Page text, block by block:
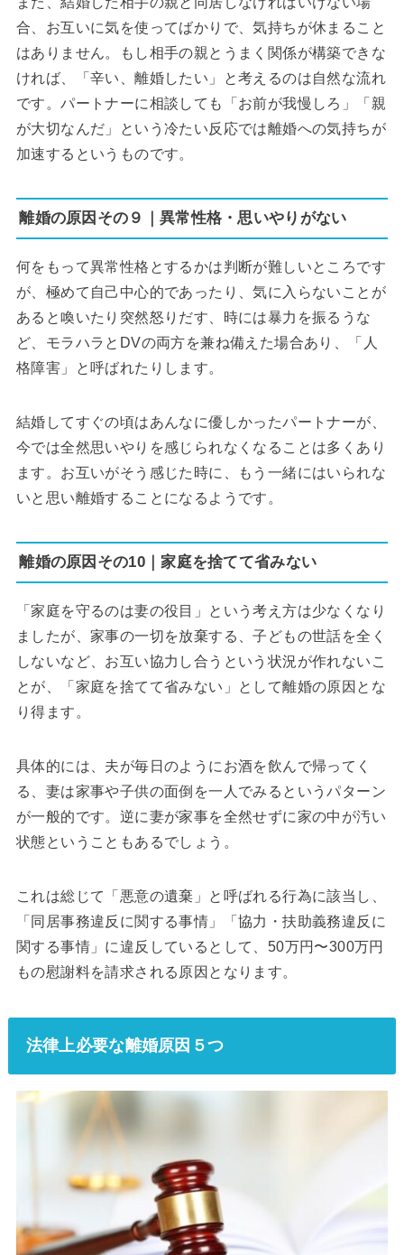
合、お互いに気を使ってばかりで、気持ちが休まること
はありません。もし相手の親とうまく関係が構築できな
ければ、「辛い、離婚したい」と考えるのは自然な流れ
です。パートナーに相談しても「お前が我慢しろ」「親
が大切なんだ」という冷たい反応では離婚への気持ちが
加速するというものです。
離婚の原因その９｜異常性格・思いやりがない
何をもって異常性格とするかは判断が難しいところです
が、極めて自己中心的であったり、気に入らないことが
あると喚いたり突然怒りだす、時には暴力を振るうな
ど、モラハラとDVの両方を兼ね備えた場合あり、「人
格障害」と呼ばれたりします。
結婚してすぐの頃はあんなに優しかったパートナーが、
今では全然思いやりを感じられなくなることは多くあり
ます。お互いがそう感じた時に、もう一緒にはいられな
いと思い離婚することになるようです。
離婚の原因その10｜家庭を捨てて省みない
「家庭を守るのは妻の役目」という考え方は少なくなり
ましたが、家事の一切を放棄する、子どもの世話を全く
しないなど、お互い協力し合うという状況が作れないこ
とが、「家庭を捨てて省みない」として離婚の原因とな
り得ます。
具体的には、夫が毎日のようにお酒を飲んで帰ってく
る、妻は家事や子供の面倒を一人でみるというパターン
が一般的です。逆に妻が家事を全然せずに家の中が汚い
状態ということもあるでしょう。
これは総じて「悪意の遺棄」と呼ばれる行為に該当し、
「同居事務違反に関する事情」「協力・扶助義務違反に
関する事情」に違反しているとして、50万円〜300万円
もの慰謝料を請求される原因となります。
法律上必要な離婚原因５つ